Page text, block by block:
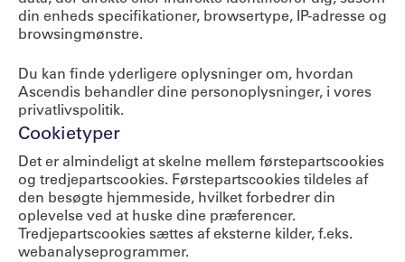
din enheds specifikationer, browsertype, IP-adresse og
browsingmønstre.
Du kan finde yderligere oplysninger om, hvordan
Ascendis behandler dine personoplysninger, i vores
privatlivspolitik.
Cookietyper
Det er almindeligt at skelne mellem førstepartscookies
og tredjepartscookies. Førstepartscookies tildeles af
den besøgte hjemmeside, hvilket forbedrer din
oplevelse ved at huske dine præferencer.
Tredjepartscookies sættes af eksterne kilder, f.eks.
webanalyseprogrammer.